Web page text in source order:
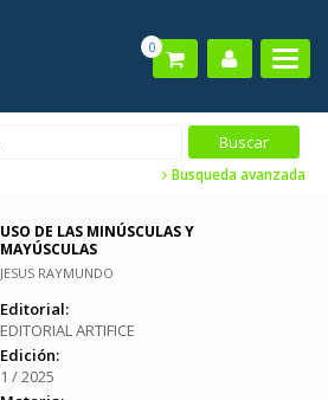
0
Busqueda avanzada
USO DE LAS MINÚSCULAS Y
MAYÚSCULAS
JESUS RAYMUNDO
Editorial:
EDITORIAL ARTIFICE
Edición:
1 / 2025